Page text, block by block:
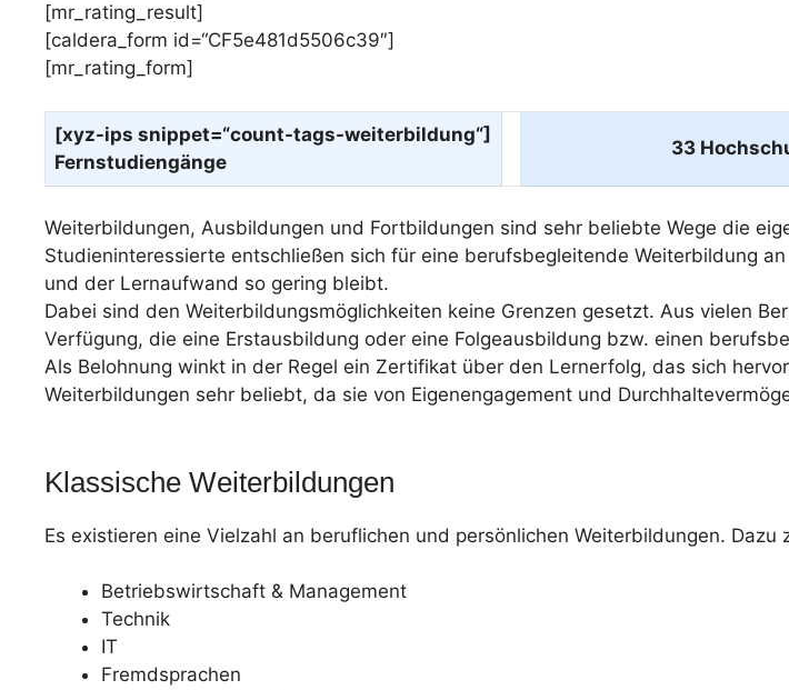
[mr_rating_result]
[caldera_form id=“CF5e481d5506c39″]
[mr_rating_form]
[xyz-ips snippet=“count-tags-weiterbildung“]
Fernstudiengänge
33
Weiterbildungen, Ausbildungen und Fortbildungen sind sehr beliebte Wege die
Studieninteressierte entschließen sich für eine berufsbegleitende Weiterbildung
und der Lernaufwand so gering bleibt.
Dabei sind den Weiterbildungsmöglichkeiten keine Grenzen gesetzt. Aus vielen
Verfügung, die eine Erstausbildung oder eine Folgeausbildung bzw. einen
Als Belohnung winkt in der Regel ein Zertifikat über den Lernerfolg, das sich
Weiterbildungen sehr beliebt, da sie von Eigenengagement und
Klassische Weiterbildungen
Es existieren eine Vielzahl an beruflichen und persönlichen Weiterbildungen. Dazu
Betriebswirtschaft & Management
Technik
IT
Fremdsprachen